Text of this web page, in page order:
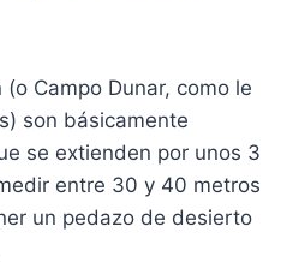
Campo Dunar, como le
son básicamente
se extienden por unos 3
entre 30 y 40 metros
un pedazo de desierto